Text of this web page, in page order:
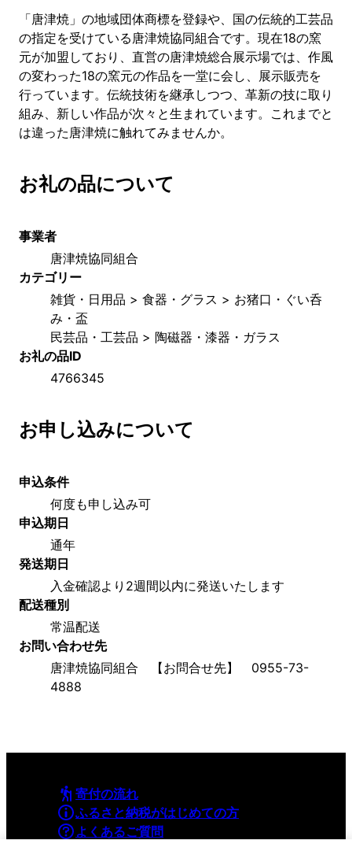
「唐津焼」の地域団体商標を登録や、国の伝統的工芸品
の指定を受けている唐津焼協同組合です。現在18の窯
元が加盟しており、直営の唐津焼総合展示場では、作風
の変わった18の窯元の作品を一堂に会し、展示販売を
行っています。伝統技術を継承しつつ、革新の技に取り
組み、新しい作品が次々と生まれています。これまでと
は違った唐津焼に触れてみませんか。
お礼の品について
事業者
唐津焼協同組合
カテゴリー
雑貨・日用品 > 食器・グラス > お猪口・ぐい呑
み・盃
民芸品・工芸品 > 陶磁器・漆器・ガラス
お礼の品ID
4766345
お申し込みについて
申込条件
何度も申し込み可
申込期日
通年
発送期日
入金確認より2週間以内に発送いたします
配送種別
常温配送
お問い合わせ先
唐津焼協同組合　【お問合せ先】　0955-73-
4888
寄付の流れ
ふるさと納税がはじめての方
よくあるご質問